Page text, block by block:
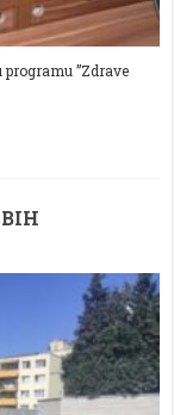
programu ”Zdrave